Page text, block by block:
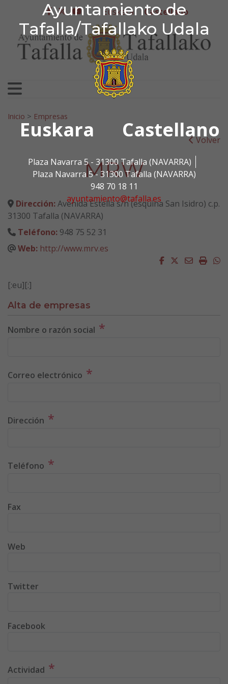
Ayuntamiento de
Tafalla/Tafallako Udala
Euskara Castellano
Plaza Navarra 5 - 31300 Tafalla (NAVARRA)
Plaza Navarra 5 - 31300 Tafalla (NAVARRA)
948 70 18 11
ayuntamiento@tafalla.es
Ir al contenido
Ayuntamiento de
facebook
twitter
youtube
Euskera Castellano
Search for:
Inicio > Empresas
Volver
MRW
Dirección:Avenida Estella s/n (esquina San Isidro) c.p.
31300 Tafalla (NAVARRA)
Teléfono: 948 75 52 31
Web: http://www.mrv.es
Facebook
Twitter
Email
[:eu][:]
Alta de empresas
Nombre o razón social *
Correo electrónico *
Dirección *
Teléfono *
Fax
Web
Twitter
Facebook
Actividad *